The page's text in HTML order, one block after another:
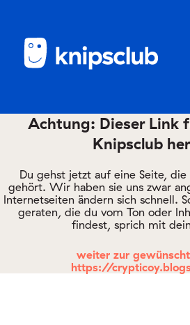
knipstipps
Eltern
Achtung: Dieser Link
Knipsclub
Du gehst jetzt auf eine Seite,
gehört. Wir haben sie uns zwar
Internetseiten ändern sich schnell.
geraten, die du vom Ton oder
findest, sprich mit
weiter zur
https://